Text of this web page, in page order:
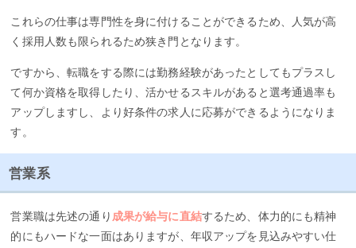
これらの仕事は専門性を身に付けることができるため、人気が高
く採用人数も限られるため狭き門となります。
ですから、転職をする際には勤務経験があったとしてもプラスし
て何か資格を取得したり、活かせるスキルがあると選考通過率も
アップしますし、より好条件の求人に応募ができるようになりま
す。
営業系
営業職は先述の通り 成果が給与に直結するため、体力的にも精神
的にもハードな一面はありますが、年収アップを見込みやすい仕